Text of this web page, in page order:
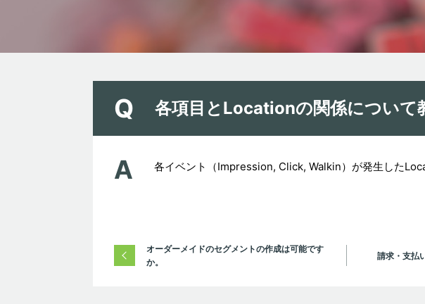
各項目とLocationの関係について
各イベント（Impression, Click, Walkin）が発生した
オーダーメイドのセグメントの作成は可能です
か。
請求・支払